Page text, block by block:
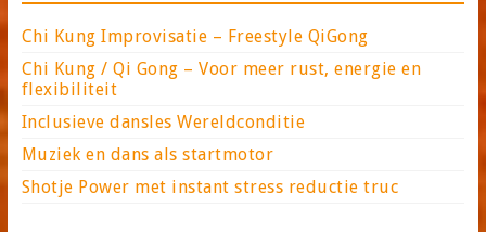
Chi Kung Improvisatie – Freestyle QiGong
Chi Kung / Qi Gong – Voor meer rust, energie en
flexibiliteit
Inclusieve dansles Wereldconditie
Muziek en dans als startmotor
Shotje Power met instant stress reductie truc